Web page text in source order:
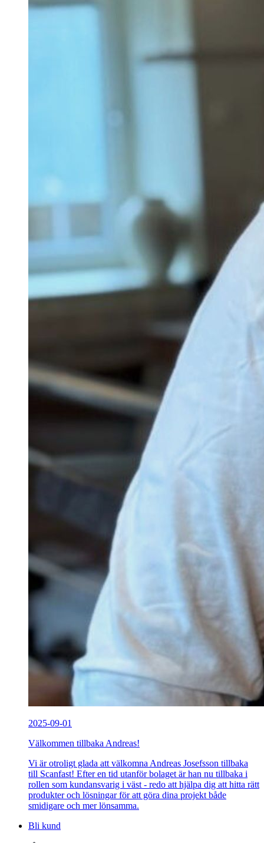
2025-09-01
Välkommen tillbaka Andreas!
Vi är otroligt glada att välkomna Andreas Josefsson tillbaka
till Scanfast! Efter en tid utanför bolaget är han nu tillbaka i
rollen som kundansvarig i väst - redo att hjälpa dig att hitta rätt
produkter och lösningar för att göra dina projekt både
smidigare och mer lönsamma.
Bli kund